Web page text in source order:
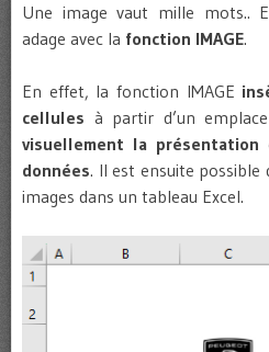
Une image vaut mille mots..
adage avec la fonction IMAGE.
En effet, la fonction IMAGE
cellules à partir d’un
visuellement la présentation
données. Il est ensuite
images dans un tableau Excel.